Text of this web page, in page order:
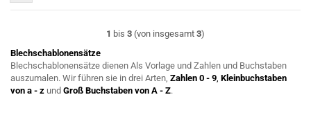
1 bis 3 (von insgesamt 3)
Blechschablonensätze
Blechschablonensätze dienen Als Vorlage und Zahlen und Buchstaben
auszumalen. Wir führen sie in drei Arten, Zahlen 0 - 9, Kleinbuchstaben
von a - z und Groß Buchstaben von A - Z.